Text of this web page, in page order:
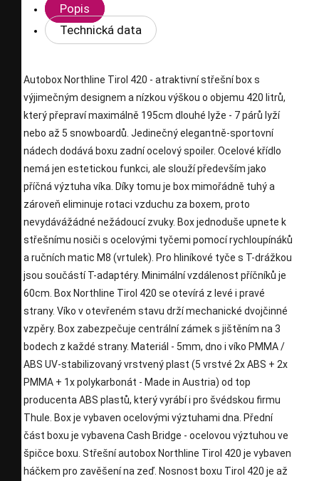
Popis
Technická data
Autobox Northline Tirol 420 - atraktivní střešní box s
výjimečným designem a nízkou výškou o objemu 420 litrů,
který přepraví maximálně 195cm dlouhé lyže - 7 párů lyží
nebo až 5 snowboardů. Jedinečný elegantně-sportovní
nádech dodává boxu zadní ocelový spoiler. Ocelové křídlo
nemá jen estetickou funkci, ale slouží především jako
příčná výztuha víka. Díky tomu je box mimořádně tuhý a
zároveň eliminuje rotaci vzduchu za boxem, proto
nevydávážádné nežádoucí zvuky. Box jednoduše upnete k
střešnímu nosiči s ocelovými tyčemi pomocí rychloupínáků
a ručních matic M8 (vrtulek). Pro hliníkové tyče s T-drážkou
jsou součástí T-adaptéry. Minimální vzdálenost příčníků je
60cm. Box Northline Tirol 420 se otevírá z levé i pravé
strany. Víko v otevřeném stavu drží mechanické dvojčinné
vzpěry. Box zabezpečuje centrální zámek s jištěním na 3
bodech z každé strany. Materiál - 5mm, dno i víko PMMA /
ABS UV-stabilizovaný vrstvený plast (5 vrstvé 2x ABS + 2x
PMMA + 1x polykarbonát - Made in Austria) od top
producenta ABS plastů, který vyrábí i pro švédskou firmu
Thule. Box je vybaven ocelovými výztuhami dna. Přední
část boxu je vybavena Cash Bridge - ocelovou výztuhou ve
špičce boxu. Střešní autobox Northline Tirol 420 je vybaven
háčkem pro zavěšení na zeď. Nosnost boxu Tirol 420 je až